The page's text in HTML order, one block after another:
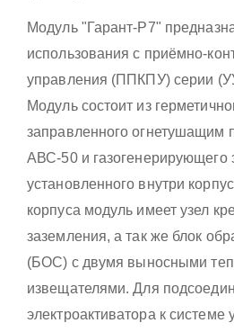
Модуль "Гарант-Р7"
использования с приёмно-
управления (ППКПУ) серии
Модуль состоит из
заправленного огнетушащим
АВС-50 и газогенерирующего
установленного внутри
корпуса модуль имеет узел
заземления, а так же блок
(БОС) с двумя выносными
извещателями. Для
электроактиватора к системе